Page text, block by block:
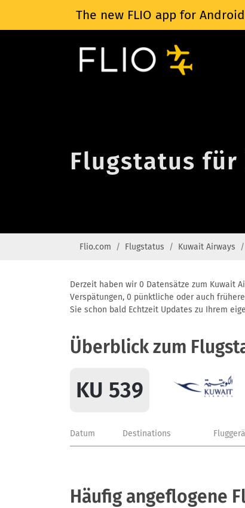
The new FLIO app for
Flugstatus für
Flio.com Flugstatus Kuwait Airways
Derzeit haben wir 0 Datensätze zum Kuwait
Verspätungen, 0 pünktliche oder auch
Sie schon bald Echtzeit Updates zu Ihrem
Überblick zum
KU 539
Datum Destinations
Häufig angeflogene